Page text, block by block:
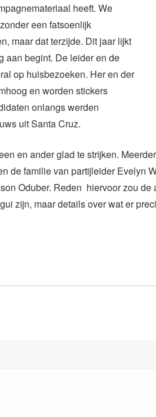
heeft. We
een fatsoenlijk
maar dat terzijde. Dit jaar lijkt
aan begint. De leider en de
op huisbezoeken. Her en der
en worden stickers
onlangs werden
uit Santa Cruz.
en ander glad te strijken.
de familie van partijleider Evelyn
Oduber. Reden hiervoor zou de
zijn, maar details over wat er